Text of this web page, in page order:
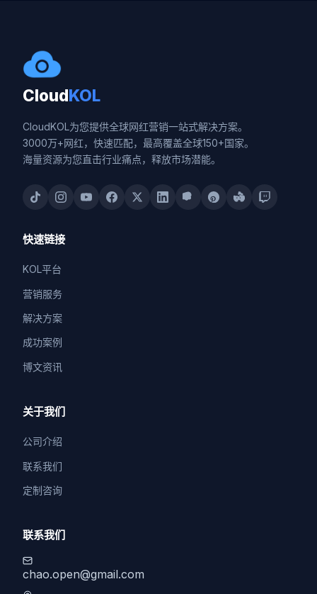
CloudKOL
CloudKOL为您提供全球网红营销一站式解决方案。
3000万+网红，快速匹配，最高覆盖全球150+国家。
海量资源为您直击行业痛点，释放市场潜能。
快速链接
KOL平台
营销服务
解决方案
成功案例
博文资讯
关于我们
公司介绍
联系我们
定制咨询
联系我们
chao.open@gmail.com